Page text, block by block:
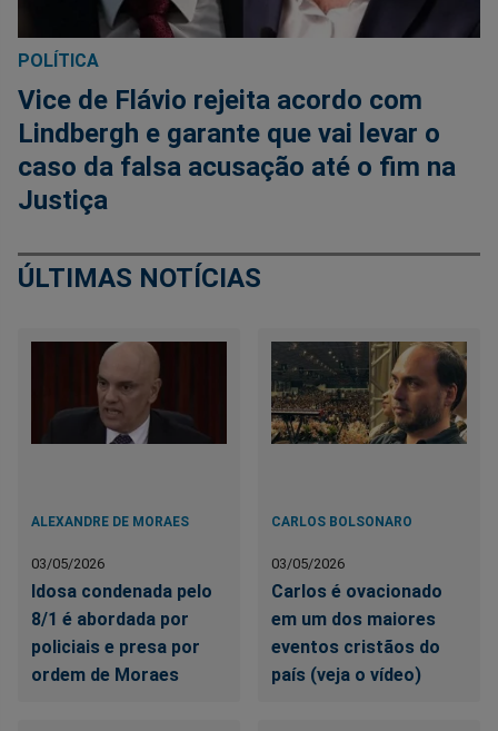
POLÍTICA
Vice de Flávio rejeita acordo com
Lindbergh e garante que vai levar o
caso da falsa acusação até o fim na
Justiça
ÚLTIMAS NOTÍCIAS
ALEXANDRE DE MORAES
03/05/2026
Idosa condenada pelo
8/1 é abordada por
policiais e presa por
ordem de Moraes
CARLOS BOLSONARO
03/05/2026
Carlos é ovacionado
em um dos maiores
eventos cristãos do
país (veja o vídeo)